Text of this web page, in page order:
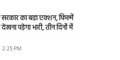
का बड़ा एक्शन, फिल्में
पड़ेगा भारी, तीन दिनों में
PM